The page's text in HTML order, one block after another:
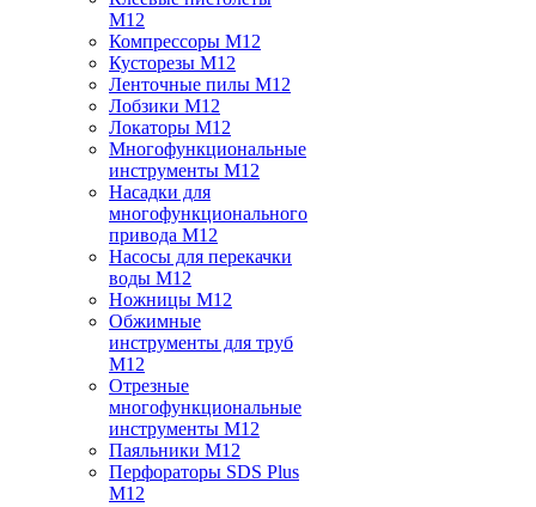
M12
Компрессоры M12
Кусторезы M12
Ленточные пилы M12
Лобзики M12
Локаторы M12
Многофункциональные
инструменты M12
Насадки для
многофункционального
привода M12
Насосы для перекачки
воды M12
Ножницы M12
Обжимные
инструменты для труб
M12
Отрезные
многофункциональные
инструменты M12
Паяльники M12
Перфораторы SDS Plus
M12